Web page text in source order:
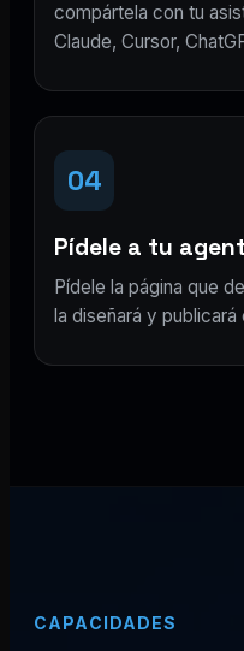
compártela con tu
Claude, Cursor,
04
Pídele a tu
Pídele la página que
la diseñará y
CAPACIDADES